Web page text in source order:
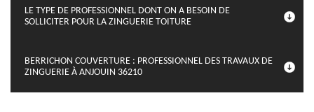
LE TYPE DE PROFESSIONNEL DONT ON A BESOIN DE
SOLLICITER POUR LA ZINGUERIE TOITURE
BERRICHON COUVERTURE : PROFESSIONNEL DES TRAVAUX DE
ZINGUERIE À ANJOUIN 36210